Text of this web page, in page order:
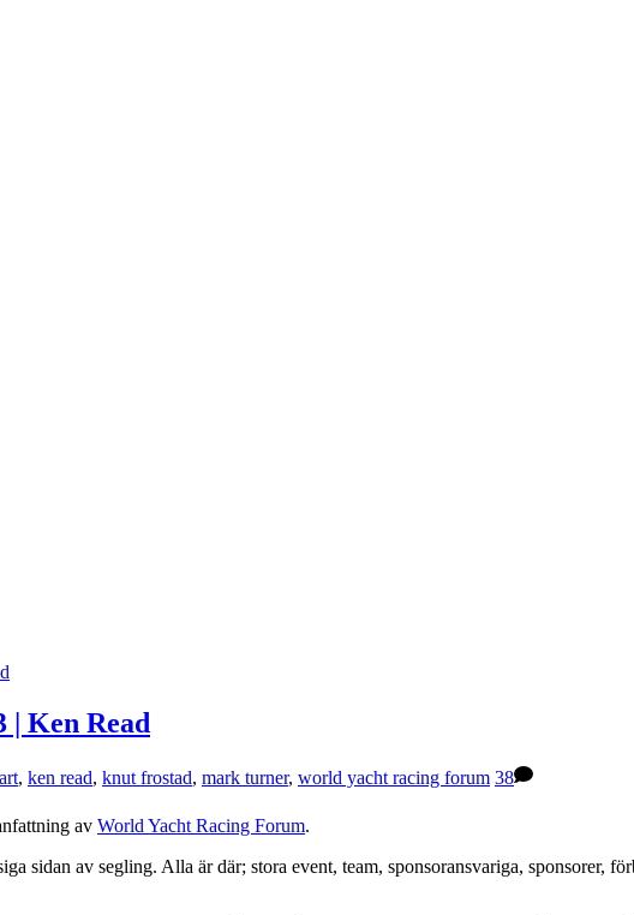
| Ken Read
, ken read, knut frostad, mark turner, world yacht racing forum 38
av World Yacht Racing Forum.
sidan av segling. Alla är där; stora event, team, sponsoransvariga, sponsorer,